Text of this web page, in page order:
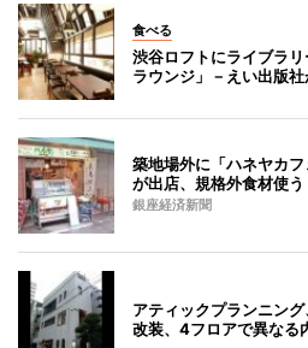
食べる
渋谷ロフトにライブラ
ラウンジ」－えい出版社
築地場外に「ハネヤカ
が出店、規格外食材使う
銀座経済新聞
アティックプランニン
改装、4フロアで異なる